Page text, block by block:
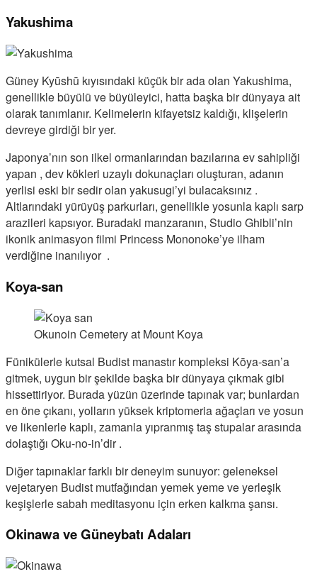
Yakushima
Güney Kyūshū kıyısındaki küçük bir ada olan Yakushima,
genellikle büyülü ve büyüleyici, hatta başka bir dünyaya ait
olarak tanımlanır. Kelimelerin kifayetsiz kaldığı, klişelerin
devreye girdiği bir yer.
Japonya’nın son ilkel ormanlarından bazılarına ev sahipliği
yapan , dev kökleri uzaylı dokunaçları oluşturan, adanın
yerlisi eski bir sedir olan yakusugi’yi bulacaksınız .
Altlarındaki yürüyüş parkurları, genellikle yosunla kaplı sarp
arazileri kapsıyor. Buradaki manzaranın, Studio Ghibli’nin
ikonik animasyon filmi Princess Mononoke’ye ilham
verdiğine inanılıyor .
Koya-san
Okunoin Cemetery at Mount Koya
Fünikülerle kutsal Budist manastır kompleksi Kōya-san’a
gitmek, uygun bir şekilde başka bir dünyaya çıkmak gibi
hissettiriyor. Burada yüzün üzerinde tapınak var; bunlardan
en öne çıkanı, yolların yüksek kriptomeria ağaçları ve yosun
ve likenlerle kaplı, zamanla yıpranmış taş stupalar arasında
dolaştığı Oku-no-in’dir .
Diğer tapınaklar farklı bir deneyim sunuyor: geleneksel
vejetaryen Budist mutfağından yemek yeme ve yerleşik
keşişlerle sabah meditasyonu için erken kalkma şansı.
Okinawa ve Güneybatı Adaları